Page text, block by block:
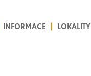
INFORMACE LOKALITY